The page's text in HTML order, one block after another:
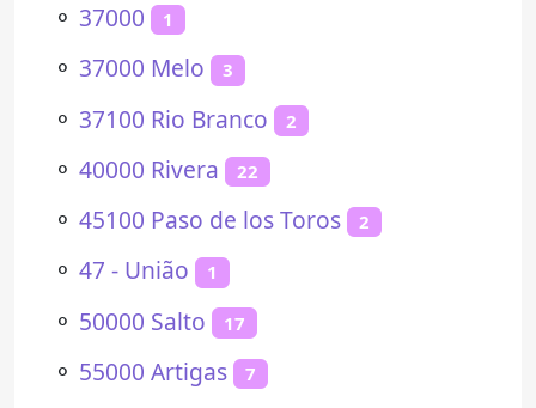
⚬ 37000 1
⚬ 37000 Melo 3
⚬ 37100 Rio Branco 2
⚬ 40000 Rivera 22
⚬ 45100 Paso de los Toros 2
⚬ 47 - União 1
⚬ 50000 Salto 17
⚬ 55000 Artigas 7